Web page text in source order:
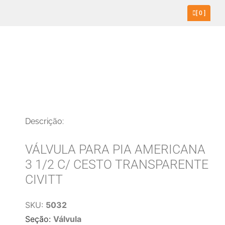
[0
Descrição:
VÁLVULA PARA PIA AMERICANA
3 1/2 C/ CESTO TRANSPARENTE
CIVITT
SKU: 5032
Seção: Válvula